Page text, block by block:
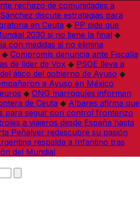
rechazo de comunidades a
Sánchez discute estrategias para
en Ceuta ◆ PP pide que
2030 si no tiene la final ◆
con medidas si no elimina
◆ Compromís denuncia ante Fiscalía
de líder de Vox ◆ PSOE lleva a
ático del gobierno de Ayuso ◆
a Ayuso en México
◆ ONG marroquíes informan
de Ceuta ◆ Albares afirma que
para seguir con control fronterizo
a viajeros desde España hasta
Peñalver redescubre su pasión
respalda a Infantino tras
del Mundial